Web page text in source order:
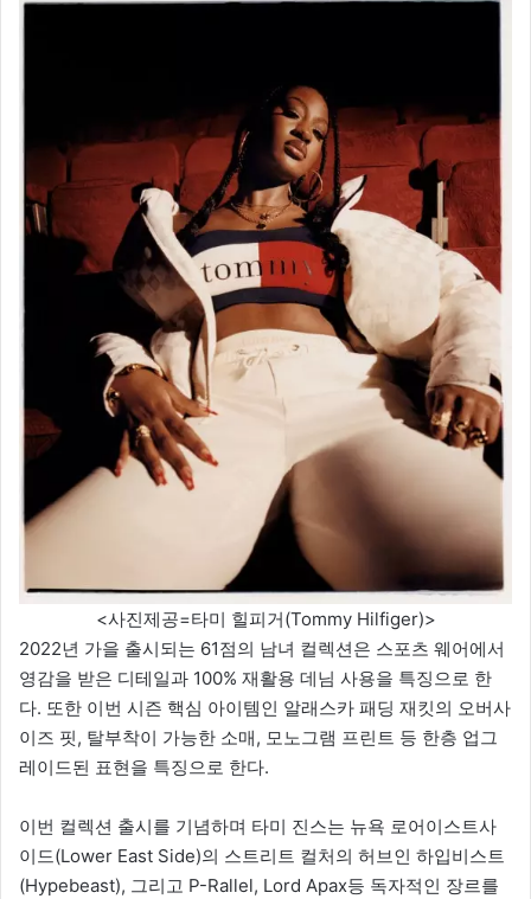
<사진제공=타미 힐피거(Tommy Hilfiger)>
2022년 가을 출시되는 61점의 남녀 컬렉션은 스포츠 웨어에서
영감을 받은 디테일과 100% 재활용 데님 사용을 특징으로 한
다. 또한 이번 시즌 핵심 아이템인 알래스카 패딩 재킷의 오버사
이즈 핏, 탈부착이 가능한 소매, 모노그램 프린트 등 한층 업그
레이드된 표현을 특징으로 한다.
이번 컬렉션 출시를 기념하며 타미 진스는 뉴욕 로어이스트사
이드(Lower East Side)의 스트리트 컬처의 허브인 하입비스트
(Hypebeast), 그리고 P-Rallel, Lord Apax등 독자적인 장르를